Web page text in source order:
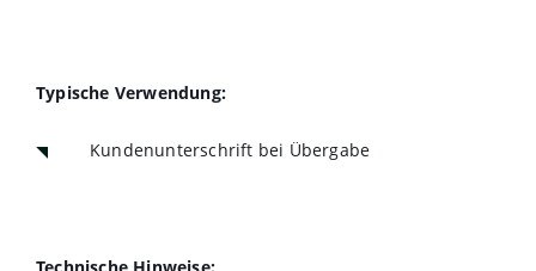
Typische Verwendung:
Kundenunterschrift bei Übergabe
Technische Hinweise: